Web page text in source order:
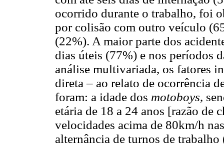
ocorrido durante o trabalho, foi
por colisão com outro veículo
(22%). A maior parte dos
dias úteis (77%) e nos períodos
análise multivariada, os fatores
direta – ao relato de ocorrência
foram: a idade dos motoboys,
etária de 18 a 24 anos [razão de
velocidades acima de 80km/h
alternância de turnos de